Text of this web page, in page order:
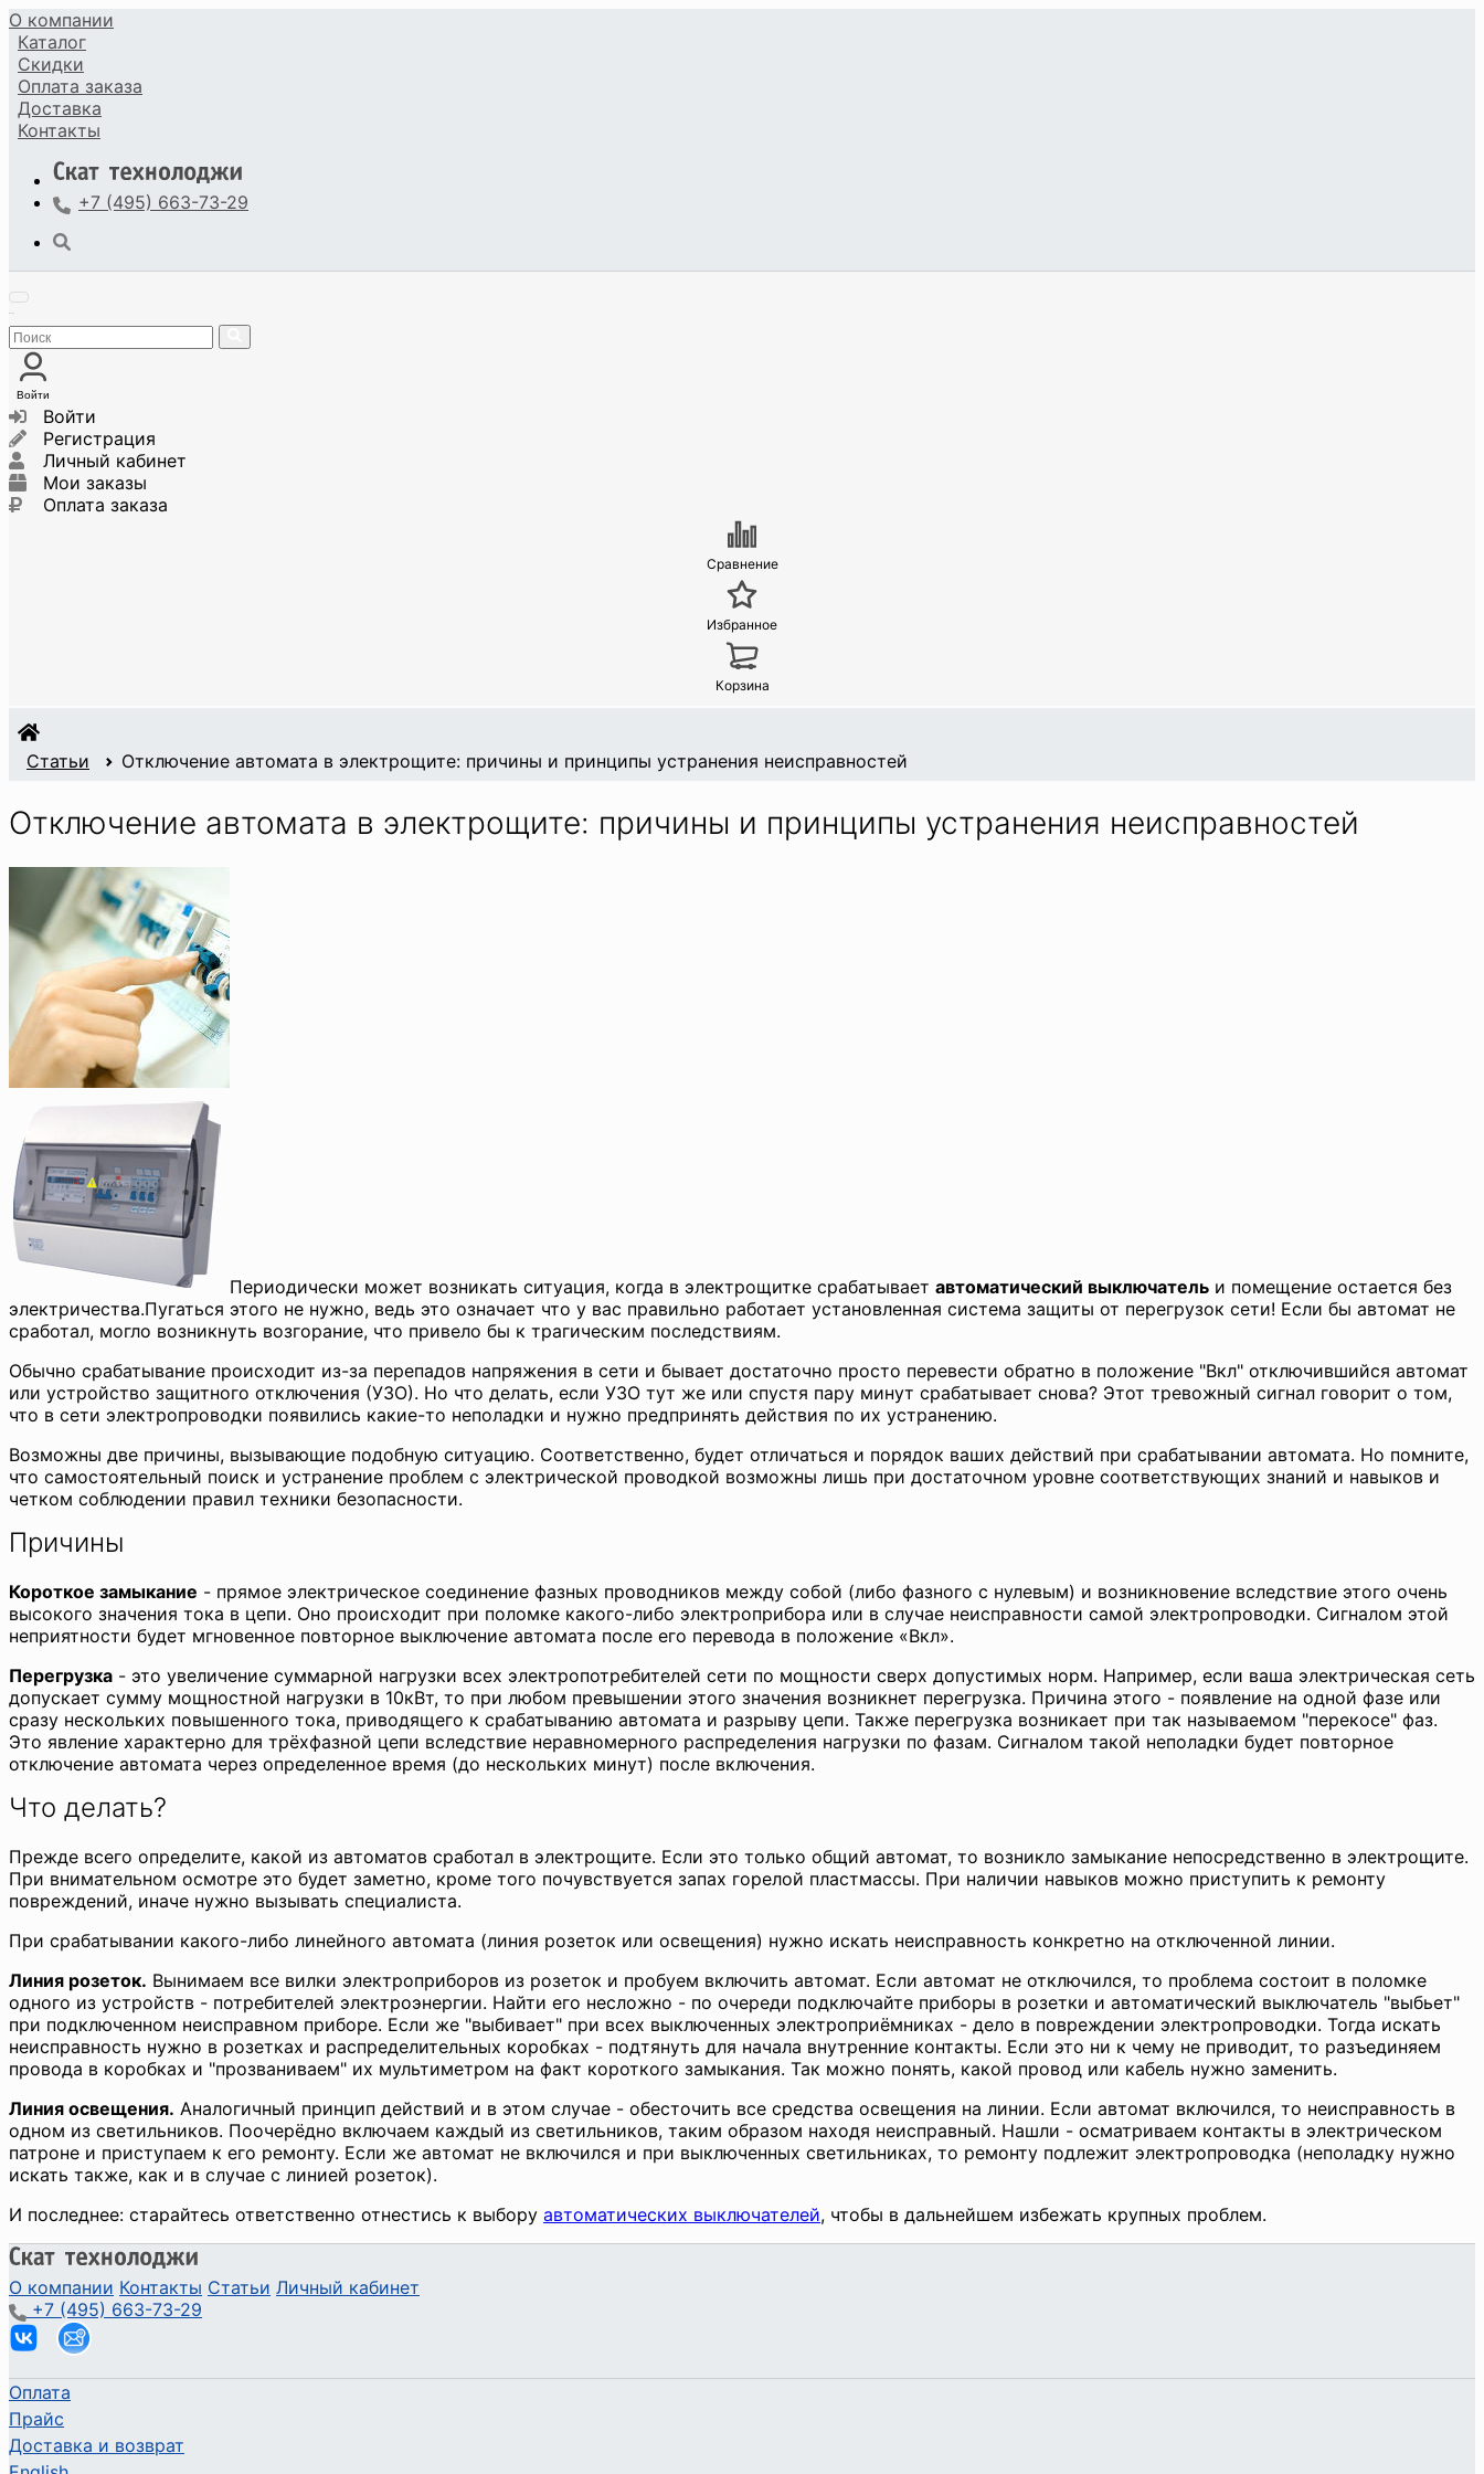
О компании
Каталог
Скидки
Оплата заказа
Доставка
Контакты
+7 (495) 663-73-29
Войти
Войти
Регистрация
Личный кабинет
Мои заказы
Оплата заказа
Сравнение
Избранное
Корзина
Статьи Отключение автомата в электрощите: причины и принципы устранения неисправностей
Отключение автомата в электрощите: причины и принципы устранения неисправностей
Периодически может возникать ситуация, когда в электрощитке срабатывает автоматический выключатель и помещение остается без
электричества.Пугаться этого не нужно, ведь это означает что у вас правильно работает установленная система защиты от перегрузок сети! Если бы автомат не
сработал, могло возникнуть возгорание, что привело бы к трагическим последствиям.
Обычно срабатывание происходит из-за перепадов напряжения в сети и бывает достаточно просто перевести обратно в положение "Вкл" отключившийся автомат
или устройство защитного отключения (УЗО). Но что делать, если УЗО тут же или спустя пару минут срабатывает снова? Этот тревожный сигнал говорит о том,
что в сети электропроводки появились какие-то неполадки и нужно предпринять действия по их устранению.
Возможны две причины, вызывающие подобную ситуацию. Соответственно, будет отличаться и порядок ваших действий при срабатывании автомата. Но помните,
что самостоятельный поиск и устранение проблем с электрической проводкой возможны лишь при достаточном уровне соответствующих знаний и навыков и
четком соблюдении правил техники безопасности.
Причины
Короткое замыкание - прямое электрическое соединение фазных проводников между собой (либо фазного с нулевым) и возникновение вследствие этого очень
высокого значения тока в цепи. Оно происходит при поломке какого-либо электроприбора или в случае неисправности самой электропроводки. Сигналом этой
неприятности будет мгновенное повторное выключение автомата после его перевода в положение «Вкл».
Перегрузка - это увеличение суммарной нагрузки всех электропотребителей сети по мощности сверх допустимых норм. Например, если ваша электрическая сеть
допускает сумму мощностной нагрузки в 10кВт, то при любом превышении этого значения возникнет перегрузка. Причина этого - появление на одной фазе или
сразу нескольких повышенного тока, приводящего к срабатыванию автомата и разрыву цепи. Также перегрузка возникает при так называемом "перекосе" фаз.
Это явление характерно для трёхфазной цепи вследствие неравномерного распределения нагрузки по фазам. Сигналом такой неполадки будет повторное
отключение автомата через определенное время (до нескольких минут) после включения.
Что делать?
Прежде всего определите, какой из автоматов сработал в электрощите. Если это только общий автомат, то возникло замыкание непосредственно в электрощите.
При внимательном осмотре это будет заметно, кроме того почувствуется запах горелой пластмассы. При наличии навыков можно приступить к ремонту
повреждений, иначе нужно вызывать специалиста.
При срабатывании какого-либо линейного автомата (линия розеток или освещения) нужно искать неисправность конкретно на отключенной линии.
Линия розеток. Вынимаем все вилки электроприборов из розеток и пробуем включить автомат. Если автомат не отключился, то проблема состоит в поломке
одного из устройств - потребителей электроэнергии. Найти его несложно - по очереди подключайте приборы в розетки и автоматический выключатель "выбьет"
при подключенном неисправном приборе. Если же "выбивает" при всех выключенных электроприёмниках - дело в повреждении электропроводки. Тогда искать
неисправность нужно в розетках и распределительных коробках - подтянуть для начала внутренние контакты. Если это ни к чему не приводит, то разъединяем
провода в коробках и "прозваниваем" их мультиметром на факт короткого замыкания. Так можно понять, какой провод или кабель нужно заменить.
Линия освещения. Аналогичный принцип действий и в этом случае - обесточить все средства освещения на линии. Если автомат включился, то неисправность в
одном из светильников. Поочерёдно включаем каждый из светильников, таким образом находя неисправный. Нашли - осматриваем контакты в электрическом
патроне и приступаем к его ремонту. Если же автомат не включился и при выключенных светильниках, то ремонту подлежит электропроводка (неполадку нужно
искать также, как и в случае с линией розеток).
И последнее: старайтесь ответственно отнестись к выбору автоматических выключателей, чтобы в дальнейшем избежать крупных проблем.
О компании Контакты Статьи Личный кабинет
+7 (495) 663-73-29
Оплата
Прайс
Доставка и возврат